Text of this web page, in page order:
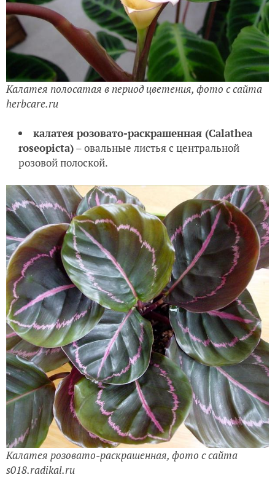
Калатея полосатая в период цветения, фото с сайта
herbcare.ru
калатея розовато-раскрашенная (Calathea
roseopicta)– овальные листья с центральной
розовой полоской.
Калатея розовато-раскрашенная, фото с сайта
s018.radikal.ru